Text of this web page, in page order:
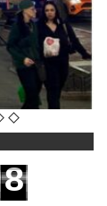
8